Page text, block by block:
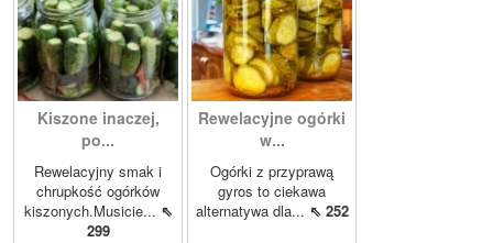
Kiszone inaczej,
po...
Rewelacyjny smak i
chrupkość ogórków
kiszonych.Musicie... ⇖
299
Rewelacyjne ogórki
w...
Ogórki z przyprawą
gyros to ciekawa
alternatywa dla... ⇖ 252